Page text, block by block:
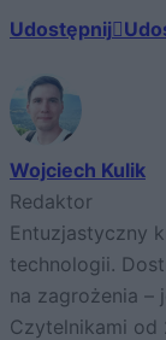
Udostępnij
Wojciech Kulik
Redaktor
Entuzjastyczny
technologii.
na zagrożenia –
Czytelnikami od